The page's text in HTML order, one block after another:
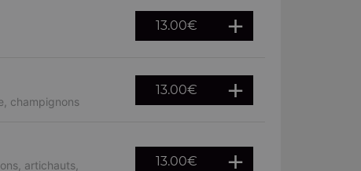
13.00€
champignons
13.00€
artichauts,
13.00€